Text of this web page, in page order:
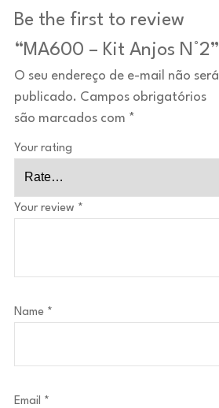
Be the first to review
“MA600 – Kit Anjos N°2”
O seu endereço de e-mail não será
publicado. Campos obrigatórios
são marcados com *
Your rating
Your review *
Name *
Email *